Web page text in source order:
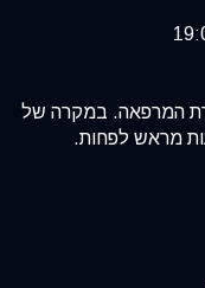
המרפאה. במקרה של